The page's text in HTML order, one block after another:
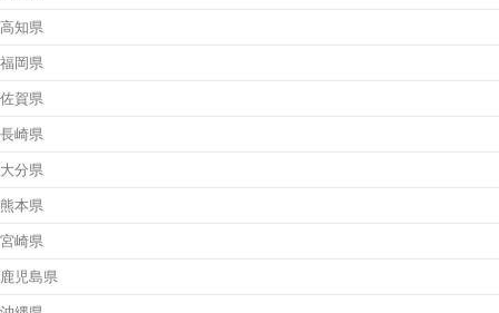
高知県
福岡県
佐賀県
長崎県
大分県
熊本県
宮崎県
鹿児島県